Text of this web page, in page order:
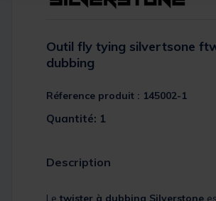
Outil fly tying silvertsone
dubbing
Réference produit : 145002-1
Quantité: 1
Description
Le twister à dubbing Silverstone